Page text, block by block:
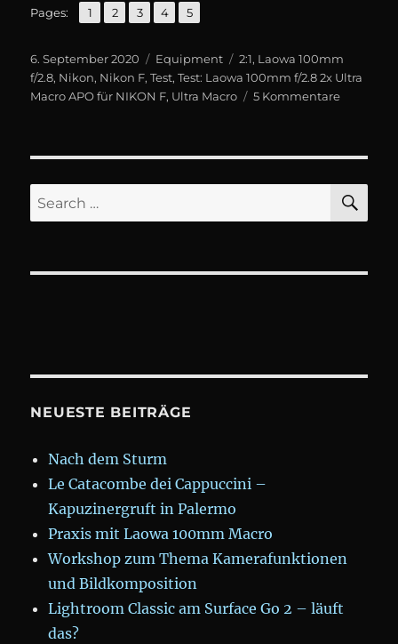
Pages: Page
1 ,
Page
2 ,
Page
3 ,
Page
4 ,
Page
5
Posted
on
6. September 2020 Categories
Equip­ment Tags
2:1, Laowa 100mm
f/2.8, Nikon, Nikon F,Test,Test: Laowa 100mm f/2.8 2x Ultra
Macro APO für NIKON F, Ultra Macro 5 Kommentarezu
2x
Ultra
Macro
Search
for:
NEUESTE BEITRÄGE
Nach dem Sturm
Le Catacombe dei Cappuccini –
Kapuzinergruft in Palermo
Praxis mit Laowa 100mm Macro
Workshop zum Thema Kamerafunktionen
und Bildkomposition
Lightroom Classic am Surface Go 2 – läuft
das?